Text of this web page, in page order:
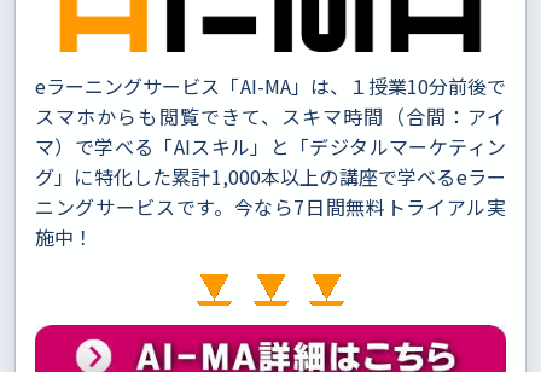
eラーニングサービス「AI-MA」は、１授業10分前後で
スマホからも閲覧できて、スキマ時間（合間：アイ
マ）で学べる「AIスキル」と「デジタルマーケティン
グ」に特化した累計1,000本以上の講座で学べるeラー
ニングサービスです。今なら7日間無料トライアル実
施中！